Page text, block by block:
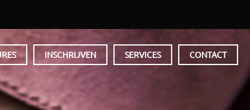
INSCHRIJVEN SERVICES CONTACT